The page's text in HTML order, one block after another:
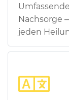
Nachsorge
jeden